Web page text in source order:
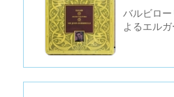
バルビロ
よるエル